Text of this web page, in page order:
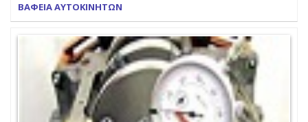
ΒΑΦΕΙΑ ΑΥΤΟΚΙΝΗΤΩΝ